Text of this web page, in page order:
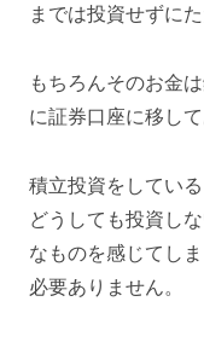
までは投資せずに
もちろんそのお金
に証券口座に移して
積立投資をしてい
どうしても投資し
なものを感じてし
必要ありません。